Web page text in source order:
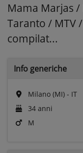
Mama Marjas
Taranto / MTV
compilat...
Info generiche
Milano (MI) - IT
34 anni
M